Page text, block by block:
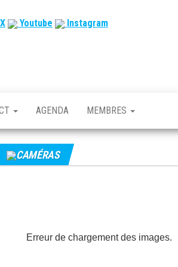
Youtube Instagram
AGENDA MEMBRES
CAMÉRAS
Erreur de chargement des images.